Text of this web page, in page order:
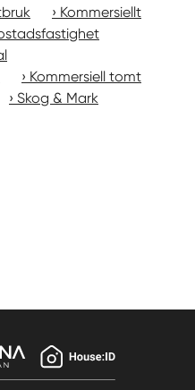
Kommersiellt
Kommersiell tomt
Skog & Mark